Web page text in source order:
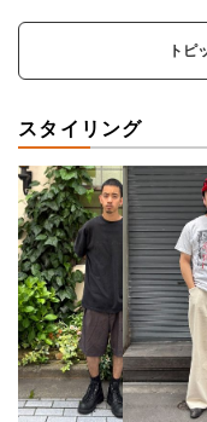
トピ
スタイリング